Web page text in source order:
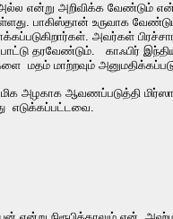
என்று அறிவிக்க வேண்டும்
பாகிஸ்தான் உருவாக
அவர்கள்
தரவேண்டும். காஃபிர்
மதம் மாற்றவும்
மிக அழகாக ஆவணப்படுத்தி
எடுக்கப்பட்டவை.